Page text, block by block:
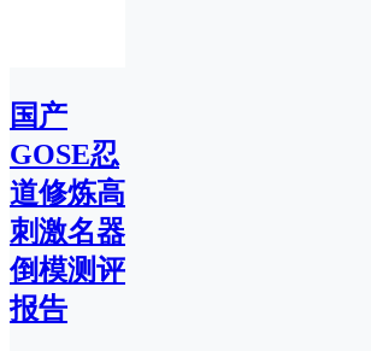
国产
GOSE忍
道修炼高
刺激名器
倒模测评
报告